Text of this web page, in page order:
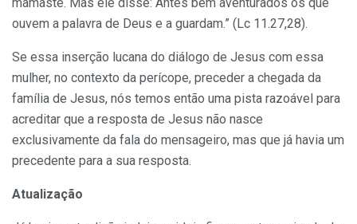
ouvem a palavra de Deus e a guardam.” (Lc 11.27,28).
Se essa inserção lucana do diálogo de Jesus com essa
mulher, no contexto da perícope, preceder a chegada da
família de Jesus, nós temos então uma pista razoável para
acreditar que a resposta de Jesus não nasce
exclusivamente da fala do mensageiro, mas que já havia um
precedente para a sua resposta.
Atualização